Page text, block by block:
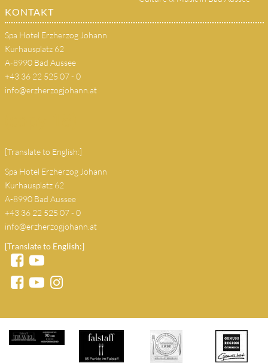
KONTAKT
Spa Hotel Erzherzog Johann
Kurhausplatz 62
A-8990 Bad Aussee
+43 36 22 525 07 - 0
info@erzherzogjohann.at
[Translate to English:]
Spa Hotel Erzherzog Johann
Kurhausplatz 62
A-8990 Bad Aussee
+43 36 22 525 07 - 0
info@erzherzogjohann.at
[Translate to English:]